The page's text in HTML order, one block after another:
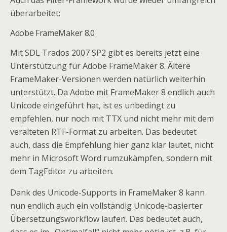
überarbeitet:
Adobe FrameMaker 8.0
Mit SDL Trados 2007 SP2 gibt es bereits jetzt eine
Unterstützung für Adobe FrameMaker 8. Ältere
FrameMaker-Versionen werden natürlich weiterhin
unterstützt. Da Adobe mit FrameMaker 8 endlich auch
Unicode eingeführt hat, ist es unbedingt zu
empfehlen, nur noch mit TTX und nicht mehr mit dem
veralteten RTF-Format zu arbeiten. Das bedeutet
auch, dass die Empfehlung hier ganz klar lautet, nicht
mehr in Microsoft Word rumzukämpfen, sondern mit
dem TagEditor zu arbeiten.
Dank des Unicode-Supports in FrameMaker 8 kann
nun endlich auch ein vollständig Unicode-basierter
Übersetzungsworkflow laufen. Das bedeutet auch,